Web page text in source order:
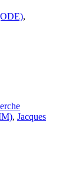
,
, Jacques